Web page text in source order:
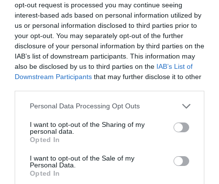
opt-out request is processed you may continue seeing
interest-based ads based on personal information utilized by
us or personal information disclosed to third parties prior to
your opt-out. You may separately opt-out of the further
disclosure of your personal information by third parties on the
IAB’s list of downstream participants. This information may
also be disclosed by us to third parties on the IAB’s List of
Downstream Participants that may further disclose it to other
Personal Data Processing Opt Outs
I want to opt-out of the Sharing of my
personal data.
Opted In
I want to opt-out of the Sale of my
Personal Data.
Opted In
Índex2P
Circuito de Barcelona-Catalunya
Imprimir
Publicidad
2Playbook Club